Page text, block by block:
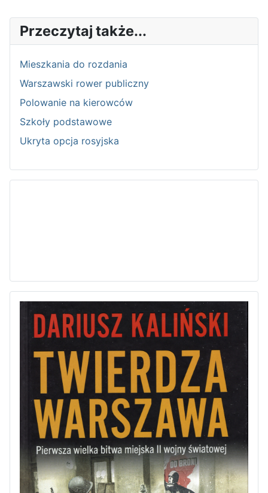
Przeczytaj także...
Mieszkania do rozdania
Warszawski rower publiczny
Polowanie na kierowców
Szkoły podstawowe
Ukryta opcja rosyjska